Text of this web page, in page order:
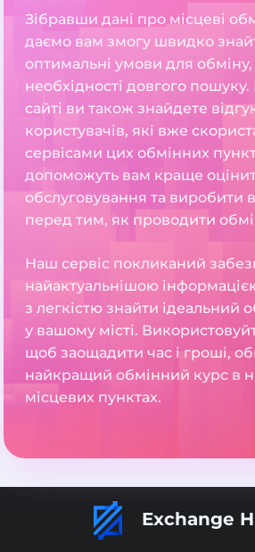
Зібравши дані про місцеві
даємо вам змогу швидко
оптимальні умови для обміну,
необхідності довгого
сайті ви також знайдете
користувачів, які вже
сервісами цих обмінних
допоможуть вам краще
обслуговування та виробити
перед тим, як проводити
Наш сервіс покликаний
найактуальнішою
з легкістю знайти ідеальний
у вашому місті.
щоб заощадити час і гроші,
найкращий обмінний курс в
місцевих пунктах.
Exchange